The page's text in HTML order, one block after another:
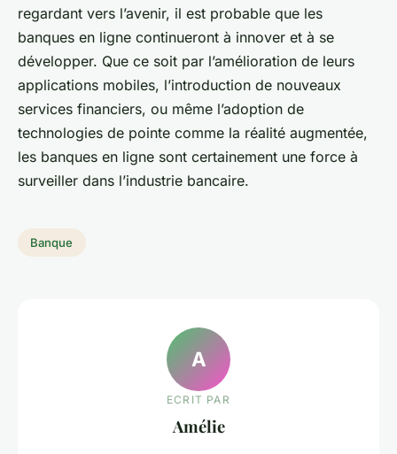
regardant vers l’avenir, il est probable que les
banques en ligne continueront à innover et à se
développer. Que ce soit par l’amélioration de leurs
applications mobiles, l’introduction de nouveaux
services financiers, ou même l’adoption de
technologies de pointe comme la réalité augmentée,
les banques en ligne sont certainement une force à
surveiller dans l’industrie bancaire.
Banque
A
ECRIT PAR
Amélie